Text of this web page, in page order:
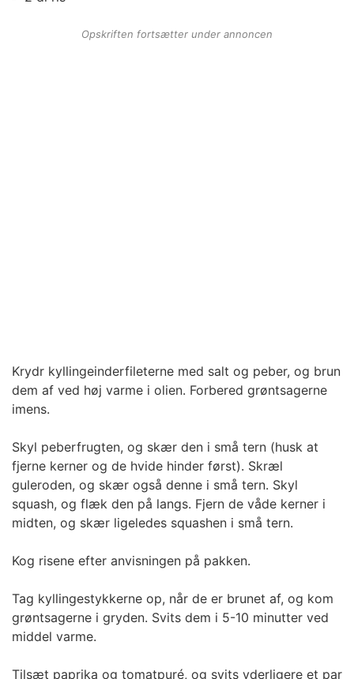
Opskriften fortsætter under annoncen
Krydr kyllingeinderfileterne med salt og peber, og brun
dem af ved høj varme i olien. Forbered grøntsagerne
imens.
Skyl peberfrugten, og skær den i små tern (husk at
fjerne kerner og de hvide hinder først). Skræl
guleroden, og skær også denne i små tern. Skyl
squash, og flæk den på langs. Fjern de våde kerner i
midten, og skær ligeledes squashen i små tern.
Kog risene efter anvisningen på pakken.
Tag kyllingestykkerne op, når de er brunet af, og kom
grøntsagerne i gryden. Svits dem i 5-10 minutter ved
middel varme.
Tilsæt paprika og tomatpuré, og svits yderligere et par